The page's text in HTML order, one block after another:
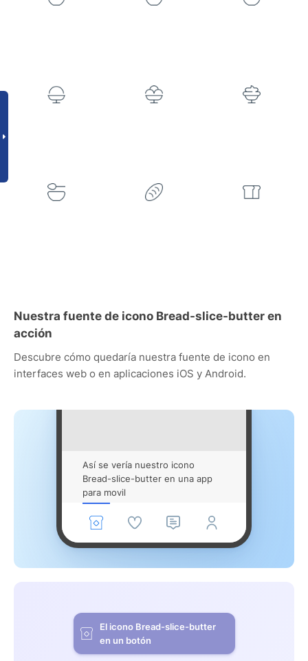
Nuestra fuente de icono Bread-slice-butter en
acción
Descubre cómo quedaría nuestra fuente de icono en
interfaces web o en aplicaciones iOS y Android.
Así se vería nuestro icono
Bread-slice-butter en una app
para movil
El icono Bread-slice-butter
en un botón